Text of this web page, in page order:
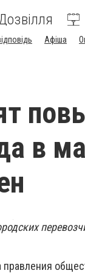
Афіша
в
правления